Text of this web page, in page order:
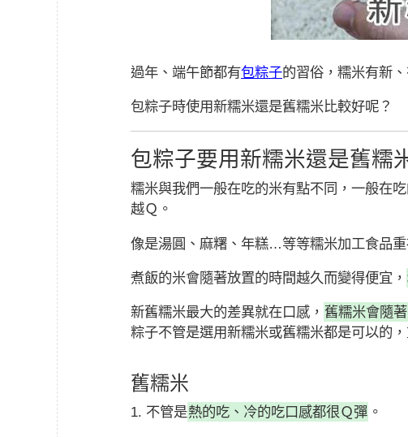
過年、端午節都有包粽子的習俗，糯米有新
包粽子時使用新糯米還是舊糯米比較好呢？
包粽子要用新糯米還是舊糯
糯米與我們一般在吃的米有點不同，一般在
越Ｑ。
像是湯圓、麻糬、年糕…等等糯米加工食品
煮飯的米會隨著放置的時間越久而變得便宜，
新舊糯米最大的差異就在口感， 舊糯米會隨
粽子不管是選用新糯米或舊糯米都是可以的
舊糯米
1. 不管是熱的吃、冷的吃口感都很Ｑ彈 。